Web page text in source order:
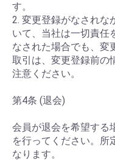
す。
2. 変更登録がなされな
いて、当社は一切責任
なされた場合でも、変
取引は、変更登録前の
注意ください。
第4条 (退会)
会員が退会を希望する
を行ってください。所
なります。